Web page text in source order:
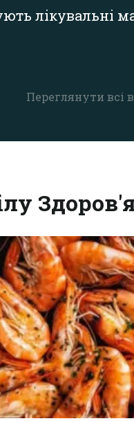
Переглянути всі
лікувальні